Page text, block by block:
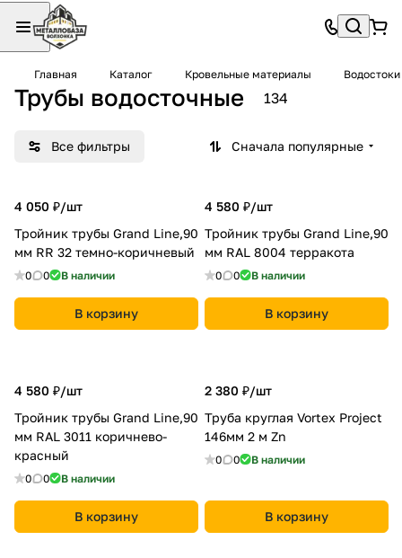
Главная Каталог Кровельные материалы Водостоки
Трубы водосточные 134
Все фильтры Сначала популярные
4 050 ₽/шт
Тройник трубы Grand Line,90
мм RR 32 темно-коричневый
0 0 В наличии
В корзину
4 580 ₽/шт
Тройник трубы Grand Line,90
мм RAL 8004 терракота
0 0 В наличии
В корзину
4 580 ₽/шт
Тройник трубы Grand Line,90
мм RAL 3011 коричнево-
красный
0 0 В наличии
В корзину
2 380 ₽/шт
Труба круглая Vortex Project
146мм 2 м Zn
0 0 В наличии
В корзину